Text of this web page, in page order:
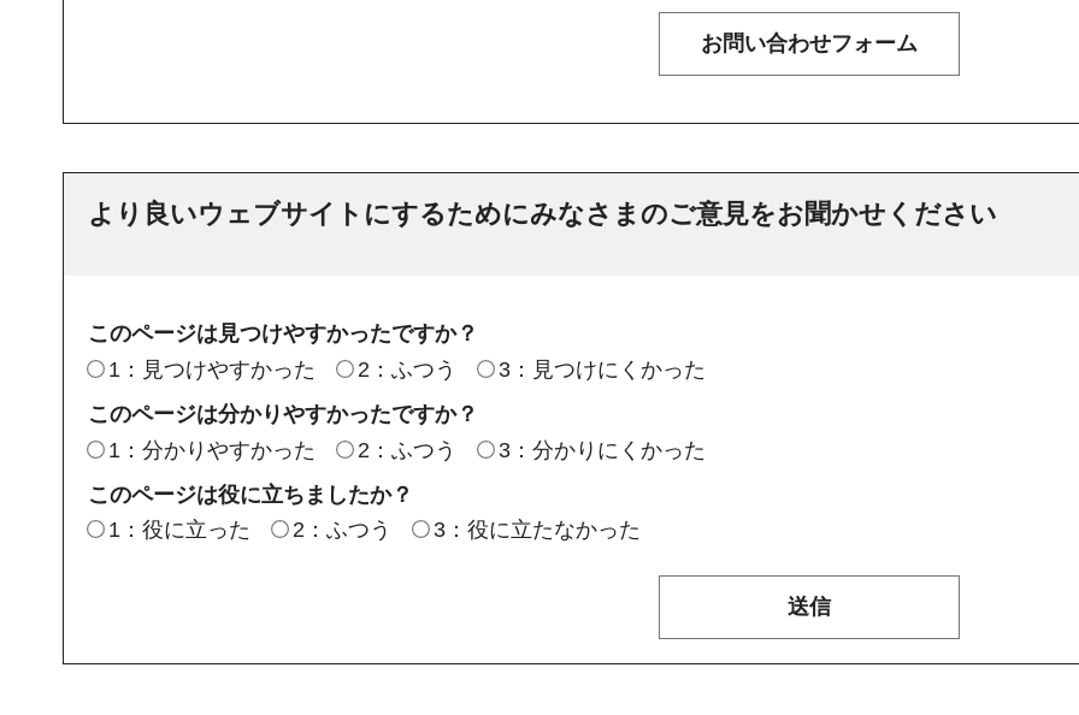
より良いウェブサイトにするためにみなさまのご意見をお聞かせください
このページは見つけやすかったですか？
1：見つけやすかった
2：ふつう
3：見つけにくかった
このページは分かりやすかったですか？
1：分かりやすかった
2：ふつう
3：分かりにくかった
このページは役に立ちましたか？
1：役に立った
2：ふつう 3：役に立たなかった